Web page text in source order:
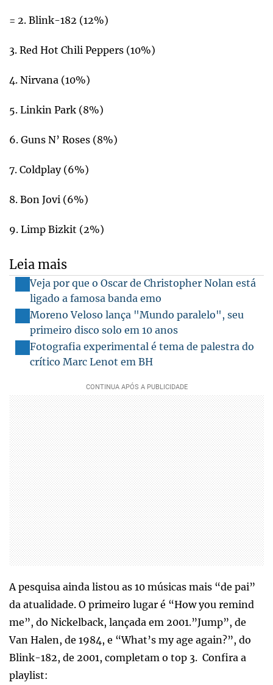
= 2. Blink-182 (12%)
3. Red Hot Chili Peppers (10%)
4. Nirvana (10%)
5. Linkin Park (8%)
6. Guns N’ Roses (8%)
7. Coldplay (6%)
8. Bon Jovi (6%)
9. Limp Bizkit (2%)
Leia mais
Veja por que o Oscar de Christopher Nolan está
ligado a famosa banda emo
Moreno Veloso lança "Mundo paralelo", seu
primeiro disco solo em 10 anos
Fotografia experimental é tema de palestra do
crítico Marc Lenot em BH
A pesquisa ainda listou as 10 músicas mais “de pai”
da atualidade. O primeiro lugar é “How you remind
me”, do Nickelback, lançada em 2001.”Jump”, de
Van Halen, de 1984, e “What’s my age again?”, do
Blink-182, de 2001, completam o top 3. Confira a
playlist: